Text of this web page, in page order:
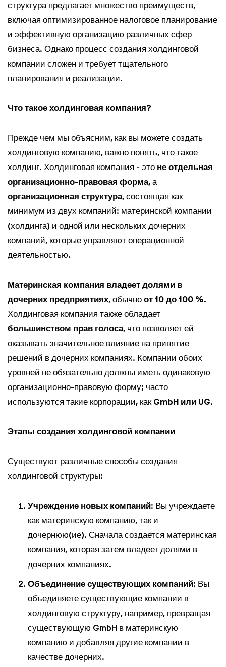
структура предлагает множество преимуществ,
включая оптимизированное налоговое планирование
и эффективную организацию различных сфер
бизнеса. Однако процесс создания холдинговой
компании сложен и требует тщательного
планирования и реализации.
Что такое холдинговая компания?
Прежде чем мы объясним, как вы можете создать
холдинговую компанию, важно понять, что такое
холдинг. Холдинговая компания - это не отдельная
организационно-правовая форма, а
организационная структура, состоящая как
минимум из двух компаний: материнской компании
(холдинга) и одной или нескольких дочерних
компаний, которые управляют операционной
деятельностью.
Материнская компания владеет долями в
дочерних предприятиях, обычно от 10 до 100 %.
Холдинговая компания также обладает
большинством прав голоса, что позволяет ей
оказывать значительное влияние на принятие
решений в дочерних компаниях. Компании обоих
уровней не обязательно должны иметь одинаковую
организационно-правовую форму; часто
используются такие корпорации, как GmbH или UG.
Этапы создания холдинговой компании
Существуют различные способы создания
холдинговой структуры:
Учреждение новых компаний: Вы учреждаете
как материнскую компанию, так и
дочернюю(ие). Сначала создается материнская
компания, которая затем владеет долями в
дочерних компаниях.
Объединение существующих компаний: Вы
объединяете существующие компании в
холдинговую структуру, например, превращая
существующую GmbH в материнскую
компанию и добавляя другие компании в
качестве дочерних.